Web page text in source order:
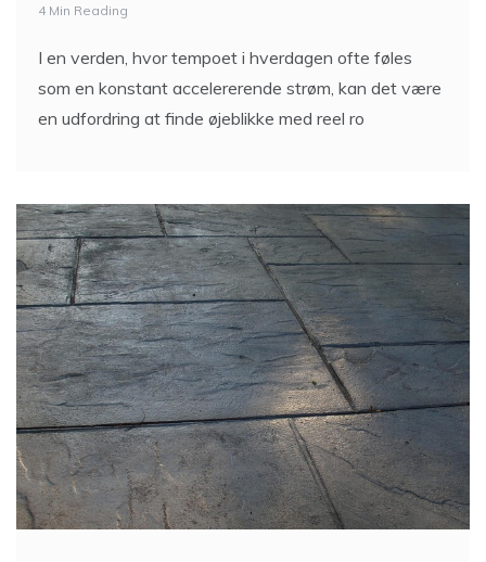
4 Min Reading
I en verden, hvor tempoet i hverdagen ofte føles
som en konstant accelererende strøm, kan det være
en udfordring at finde øjeblikke med reel ro